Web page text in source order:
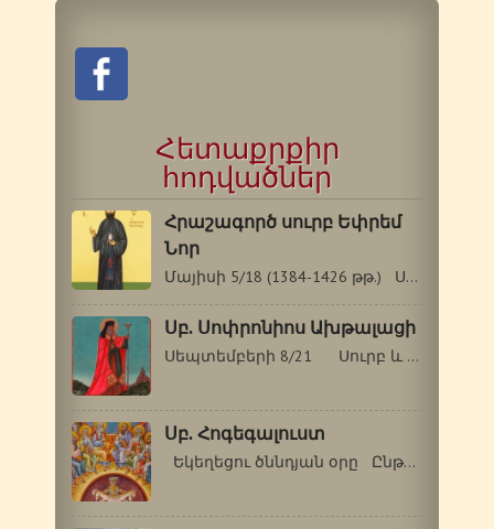
Հետաքրքիր
հոդվածներ
Հրաշագործ սուրբ Եփրեմ
Նոր
Մայիսի 5/18 (1384-1426 թթ.) Սուրբ Եփրեմը…
Սբ. Սոփրոնիոս Ախթալացի
Սեպտեմբերի 8/21 Սուրբ և Աստվածակիր…
Սբ. Հոգեգալուստ
Եկեղեցու ծննդյան օրը Ընթերցումներ.…